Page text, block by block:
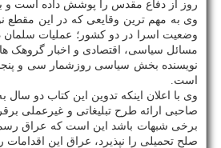
روز از دفاع مقدس را پوشش داده است و
وی به مهم ترین وقایعی که در این مقطع
وضعیت اسرا در دو کشور؛ عملیات
مسائل سیاسی، اقتصادی و اخبار گروهک
نویسنده بخش سیاسی روزشمار سی و
است.
وی با اعلان اینکه تدوین این کتاب دو
صاحبی ارائه طرح تبلیغاتی و غیرعملی
برخی شبهات باشد این است که عراق رسماً
صلح تحمیلی را نپذیرد، عراق این